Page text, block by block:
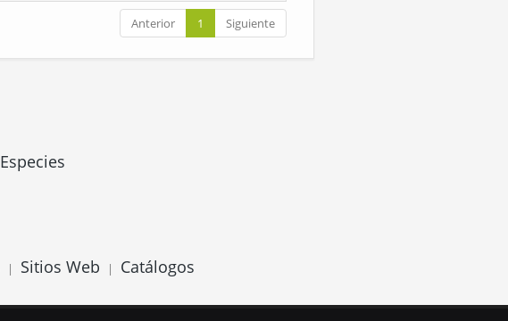
Anterior 1 Siguiente
Especies
| Sitios Web | Catálogos